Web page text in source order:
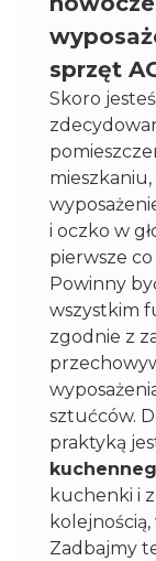
sprzęt
Skoro
mieszkaniu,
i oczko w
pierwsze
Powinny
wszystkim
zgodnie z
sztućców.
praktyką
kuchenki i
Zadbajmy